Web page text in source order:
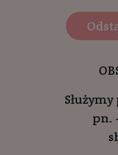
pn.